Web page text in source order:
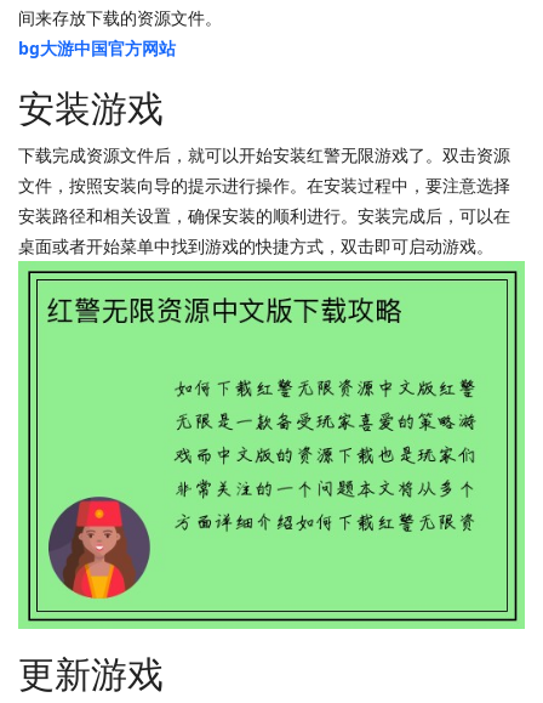
间来存放下载的资源文件。
bg大游中国官方网站
安装游戏
下载完成资源文件后，就可以开始安装红警无限游戏了。双击资源
文件，按照安装向导的提示进行操作。在安装过程中，要注意选择
安装路径和相关设置，确保安装的顺利进行。安装完成后，可以在
桌面或者开始菜单中找到游戏的快捷方式，双击即可启动游戏。
更新游戏